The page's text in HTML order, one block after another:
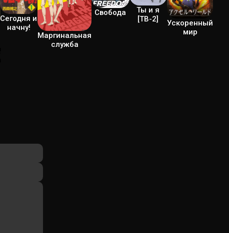
Сегодня и
начну!
Маргинальная
служба
Свобода
Ты и я
[ТВ-2]
Ускоренный
мир